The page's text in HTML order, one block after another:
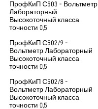
ПрофКиП С503 - Вольтметр
Лабораторный
Высокоточный класса
точности 0,5
ПрофКиП С502/9 -
Вольтметр Лабораторный
Высокоточный класса
точности 0,5
ПрофКиП С502/8 -
Вольтметр Лабораторный
Высокоточный класса
точности 0,5